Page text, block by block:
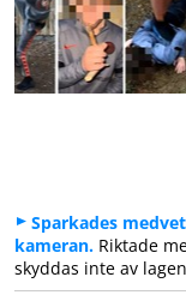
Sparkades
kameran. Riktade
skyddas inte av